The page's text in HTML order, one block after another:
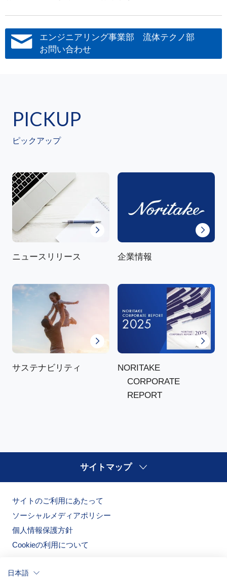
エンジニアリング事業部 流体テクノ部
お問い合わせ
PICKUP
ピックアップ
ニュースリリース 企業情報
サステナビリティ
NORITAKE
CORPORATE
REPORT
サイトマップ
サイトのご利用にあたって
ソーシャルメディアポリシー
個人情報保護方針
Cookieの利用について
日本語